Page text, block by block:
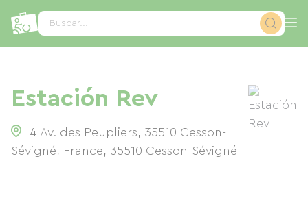
Buscar...
Estación Rev
4 Av. des Peupliers, 35510 Cesson-
Sévigné, France, 35510 Cesson-Sévigné
Panel de gestión de cookies